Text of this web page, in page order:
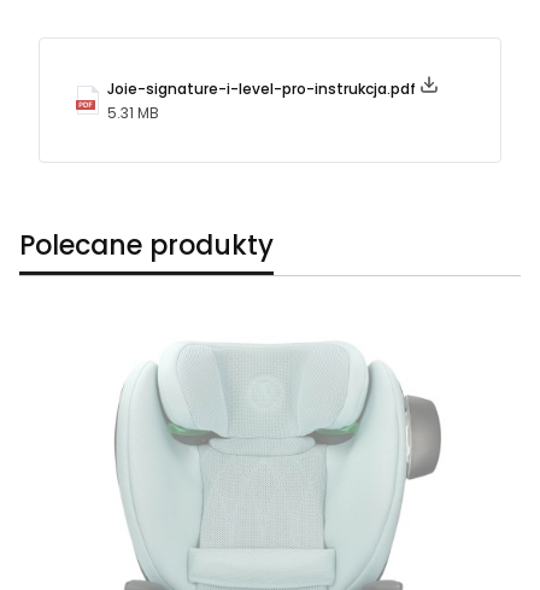
Joie-signature-i-level-pro-instrukcja.pdf
5.31 MB
Polecane produkty